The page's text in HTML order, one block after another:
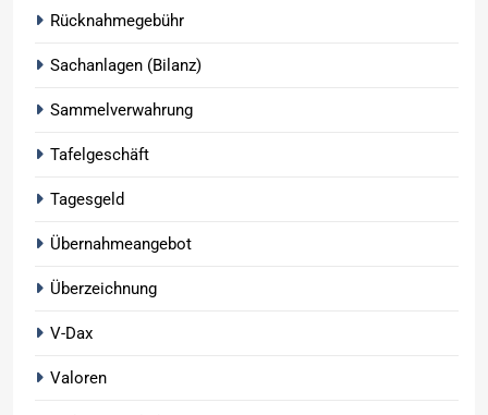
Rücknahmegebühr
Sachanlagen (Bilanz)
Sammelverwahrung
Tafelgeschäft
Tagesgeld
Übernahmeangebot
Überzeichnung
V-Dax
Valoren